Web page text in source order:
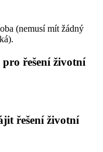
(nemusí mít žádný
řešení životní
řešení životní